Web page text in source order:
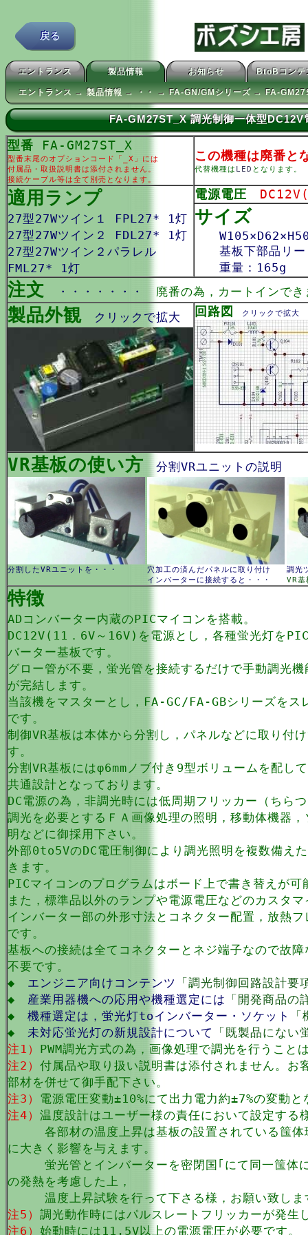
戻る
エントランス 製品情報 お知らせ BtoBコンテ
エントランス → 製品情報 → ・・ → FA-GN/GMシリーズ → FA-
FA-GM27ST_X 調光制御一体型DC12V
型番 FA-GM27ST_X
型番末尾のオプションコード「_X」には
付属品・取扱説明書は添付されません。
接続ケーブル等は全て別売となります。
この機種は廃番と
代替機種は LED となります。
適用ランプ
27型27Wツイン１ FPL27* 1灯
27型27Wツイン２ FDL27* 1灯
27型27Wツイン２パラレル
FML27* 1灯
電源電圧
サイズ
基板下部品リー
重量：165g
注文 ・・・・・・・ 廃番の為，カートインで
製品外観 クリックで拡大 回路図 クリックで拡大
VR基板の使い方 分割VRユニットの説明
分割したVRユニットを・・・
穴加工の済んだパネルに取り付け
インバーターに接続すると・・・
調光
VR
特徴
ADコンバーター内蔵のPICマイコンを搭載。
DC12V(11．6V～16V)を電源とし，各種蛍光灯を
バーター基板です。
グロー管が不要，蛍光管を接続するだけで手動調光
が完結します。
当該機をマスターとし，FA-GC/FA-GBシリーズをス
です。
制御VR基板は本体から分割し，パネルなどに取り付
す。
分割VR基板にはφ6mmノブ付き9型ボリュームを配し
共通設計となっております。
DC電源の為，非調光時には低周期フリッカー（ちら
調光を必要とするＦＡ画像処理の照明，移動体機器
明などに御採用下さい。
外部0to5VのDC電圧制御により調光照明を複数備え
きます。
PICマイコンのプログラムはボード上で書き替えが可
また，標準品以外のランプや電源電圧などのカスタ
インバーター部の外形寸法とコネクター配置，放熱
です。
基板への接続は全てコネクターとネジ端子なので故
不要です。
◆ エンジニア向けコンテンツ
「調光制御回路設計要
◆ 産業用器機への応用や機種選定には 「開発商品の
◆ 機種選定は，蛍光灯toインバーター・ソケット
◆ 未対応蛍光灯の新規設計について
「既製品にな
注1） PWM調光方式の為，画像処理で調光を行うこと
注2） 付属品や取り扱い説明書は添付されません。お
部材を併せて御手配下さい。
注3） 電源電圧変動±10%にて出力電力約±7%の変動と
注4） 温度設計はユーザー様の責任において設定する
各部材の温度上昇は基板の設置されている筺体
に大きく影響を与えます。
蛍光管とインバーターを密閉国｢にて同一筺体に
の発熱を考慮した上，
温度上昇試験を行って下さる様，お願い致しま
注5） 調光動作時にはパルスレートフリッカーが発生
注6） 始動時には11.5V以上の電源電圧が必要です。